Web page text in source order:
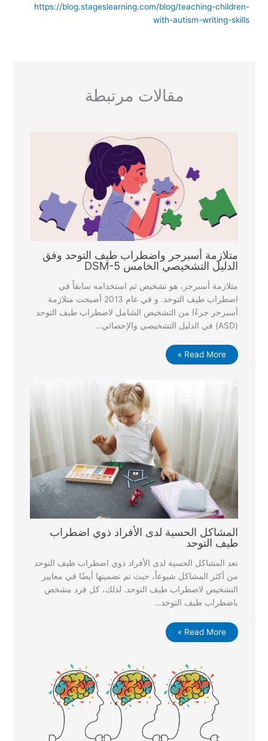
https://blog.stageslearning.com/blog/teaching-children-
with-autism-writing-skills
مقالات مرتبطة
متلازمة أسبرجر واضطراب طيف التوحد وفق
الدليل التشخيصي الخامس DSM-5
متلازمة أسبرجر، هو تشخيص تم استخدامه سابقاً في
اضطراب طيف التوحد. و في عام 2013 أصبحت متلازمة
أسبرجر جزءًا من التشخيص الشامل لاضطراب طيف التوحد
(ASD) في الدليل التشخيصي والإحصائي…
Read More »
المشاكل الحسية لدى الأفراد ذوي اضطراب
طيف التوحد
تعد المشاكل الحسية لدى الأفراد ذوي اضطراب طيف التوحد
من أكثر المشاكل شيوعاً، حيث تم تضمينها أيضًا في معايير
التشخيص لاضطراب طيف التوحد. لذلك، كل فرد مشخص
باضطراب طيف التوحد…
Read More »